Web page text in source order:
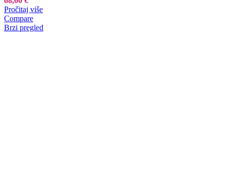
Pročitaj više
Compare
Brzi pregled